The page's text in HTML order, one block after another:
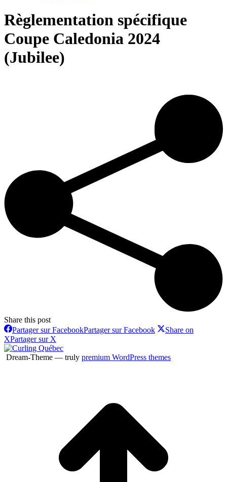
Règlementation spécifique
Coupe Caledonia 2024
(Jubilee)
Share this post
Partager sur FacebookPartager sur Facebook
Share on
XPartager sur X
Dream-Theme — truly premium WordPress themes